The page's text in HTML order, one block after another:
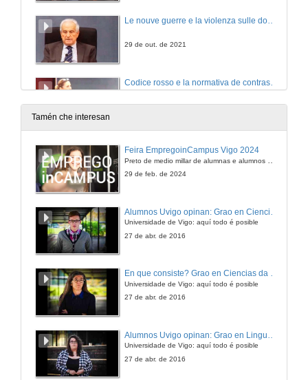
Le nouve guerre e la violenza sulle donne
29 de out. de 2021
29 de out. de 2021
Tamén che interesan
Feira EmpregoinCampus Vigo 2024
29 de feb. de 2024
Universidade de Vigo: aquí todo é posible
27 de abr. de 2016
En que consiste? Grao en Ciencias da Linguaxe e Estudos Literarios
Universidade de Vigo: aquí todo é posible
27 de abr. de 2016
Universidade de Vigo: aquí todo é posible
27 de abr. de 2016